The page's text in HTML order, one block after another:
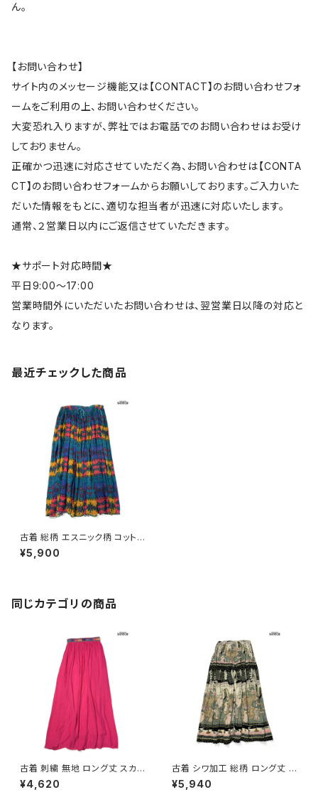
ん。
【お問い合わせ】
サイト内のメッセージ機能又は【CONTACT】のお問い合わせフォ
ームをご利用の上、お問い合わせください。
大変恐れ入りますが、弊社ではお電話でのお問い合わせはお受け
しておりません。
正確かつ迅速に対応させていただく為、お問い合わせは【CONTA
CT】のお問い合わせフォームからお願いしております。ご入力いた
だいた情報をもとに、適切な担当者が迅速に対応いたします。
通常、２営業日以内にご返信させていただきます。
★サポート対応時間★
平日9:00～17:00
営業時間外にいただいたお問い合わせは、翌営業日以降の対応と
なります。
最近チェックした商品
古着 総柄 エスニック柄 コットン
ロング丈 スカート 緑 (btu250
7040)
¥5,900
同じカテゴリの商品
古着 刺繍 無地 ロング丈 スカー
ト ピンク (btu2604021)
¥4,620
古着 シワ加工 総柄 ロング丈 ス
カート 茶 (btu2604008)
¥5,940